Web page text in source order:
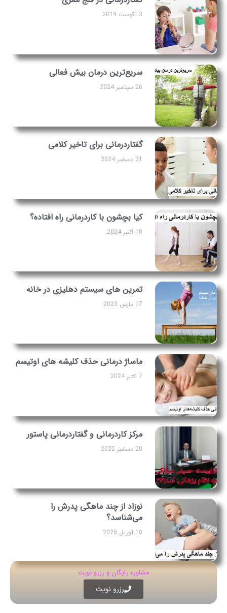
3 آگوست 2019
سریع‌ترین درمان بیش فعالی
26 سپتامبر 2024
گفتاردرمانی برای تاخیر کلامی
31 دسامبر 2024
کیا بچشون با کاردرمانی راه افتاده؟
10 اکتبر 2024
تمرین های سیستم دهلیزی در خانه
17 مارس 2023
ماساژ درمانی حذف کلیشه‌ های اوتیسم
7 اکتبر 2024
مرکز کاردرمانی و گفتاردرمانی پاستور
20 دسامبر 2022
نوزاد از چند ماهگی پدرش را
می‌شناسد؟
10 آوریل 2025
مشاوره رایگان و رزرو نوبت
رزرو نوبت